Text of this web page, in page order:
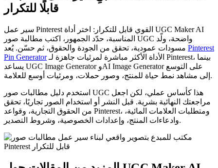
قابلًا للتكرار
سير عمل Pinterest القوي قابل للتكرار: اختر أداة UGC Maker AI
المناسبة، حدّد الجمهور، اكتب مطالبة صور UGC واضحة، ولّد
Pinterest
Pin Generatorالأداة الأكثر مباشرة لمرئيات جاهزة لـ Pinterest، بينما
يساعد UGC Image Generator وAI Image Generator على التوسع
إلى مشاهد نمط حياة للمنتج، وصور حملات، ومرئيات أوسع للعلامة.
استخدم دليل مطالبات صور UGC هذا كأساس عملي، لكن اجعل
مراجعتك النهائية بشرية. قبل النشر أو استخدام الصور تجاريًا، تحقق
من الحقوق التجارية، وقواعد Pinterest، ومتطلبات العلامات المائية،
وادعاءات المنتج، وإعدادات الخصوصية، وشروط التصدير.